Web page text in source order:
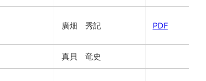
廣畑 秀記 PDF
真貝 竜史